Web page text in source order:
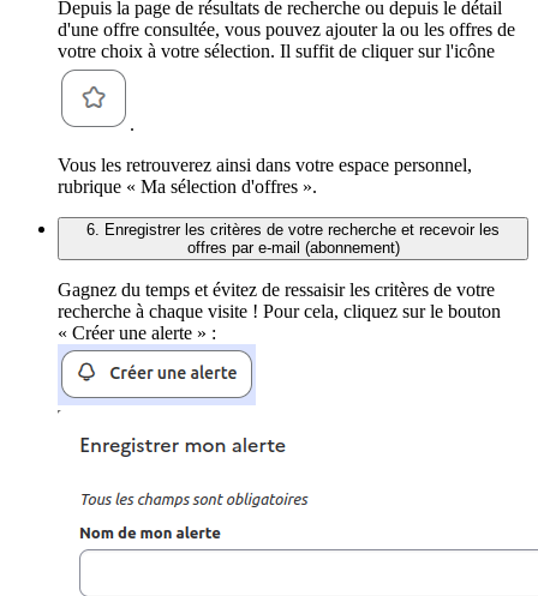
Depuis la page de résultats de recherche ou depuis le détail
d'une offre consultée, vous pouvez ajouter la ou les offres de
votre choix à votre sélection. Il suffit de cliquer sur l'icône
.
Vous les retrouverez ainsi dans votre espace personnel,
rubrique « Ma sélection d'offres ».
6. Enregistrer les critères de votre recherche et recevoir les
offres par e-mail (abonnement)
Gagnez du temps et évitez de ressaisir les critères de votre
recherche à chaque visite ! Pour cela, cliquez sur le bouton
« Créer une alerte » :